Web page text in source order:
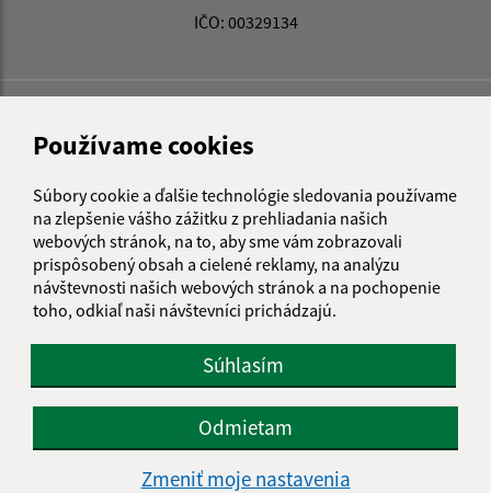
Používame cookies
Súbory cookie a ďalšie technológie sledovania používame
na zlepšenie vášho zážitku z prehliadania našich
webových stránok, na to, aby sme vám zobrazovali
prispôsobený obsah a cielené reklamy, na analýzu
návštevnosti našich webových stránok a na pochopenie
toho, odkiaľ naši návštevníci prichádzajú.
Súhlasím
Odmietam
Zmeniť moje nastavenia
IČO: 00329134
Informácie o stránke:
Vyhlásenie o prístupnosti